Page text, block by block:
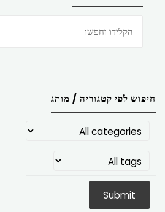
חיפוש לפי קטגוריה / מותג